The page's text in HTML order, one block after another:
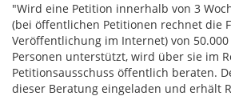
"Wird eine Petition innerhalb von 3
(bei öffentlichen Petitionen rechnet die
Veröffentlichung im Internet) von
Personen unterstützt, wird über sie im
Petitionsausschuss öffentlich beraten.
dieser Beratung eingeladen und erhält